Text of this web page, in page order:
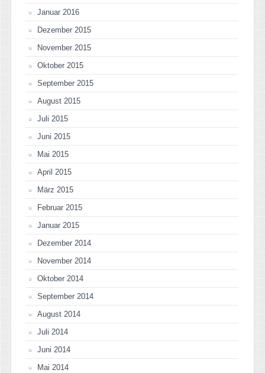
Januar 2016
Dezember 2015
November 2015
Oktober 2015
September 2015
August 2015
Juli 2015
Juni 2015
Mai 2015
April 2015
März 2015
Februar 2015
Januar 2015
Dezember 2014
November 2014
Oktober 2014
September 2014
August 2014
Juli 2014
Juni 2014
Mai 2014